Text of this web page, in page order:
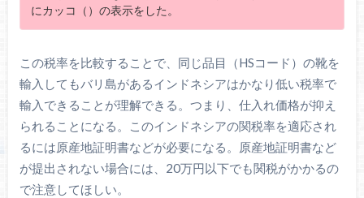
にカッコ（）の表示をした。
この税率を比較することで、同じ品目（HSコード）の靴を
輸入してもバリ島があるインドネシアはかなり低い税率で
輸入できることが理解できる。つまり、仕入れ価格が抑え
られることになる。このインドネシアの関税率を適応され
るには原産地証明書などが必要になる。原産地証明書など
が提出されない場合には、20万円以下でも関税がかかるの
で注意してほしい。